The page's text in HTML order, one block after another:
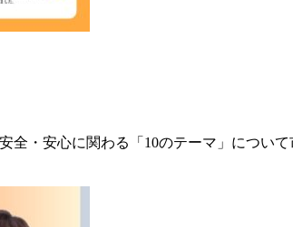
全・安心に関わる「10のテーマ」につい